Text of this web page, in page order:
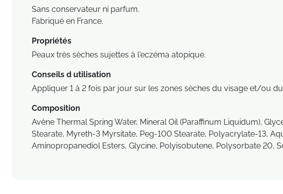
Sans conservateur ni parfum.
Fabriqué en France.
Propriétés
Peaux très sèches sujettes à l'eczéma atopique.
Conseils d utilisation
Appliquer 1 à 2 fois par jour sur les zones sèches du visage et/ou
Composition
Avène Thermal Spring Water, Mineral Oil (Paraffinum Liquidum),
Stearate, Myreth-3 Myrsitate, Peg-100 Stearate, Polyacrylate-13,
Aminopropanediol Esters, Glycine, Polyisobutene, Polysorbate 20,